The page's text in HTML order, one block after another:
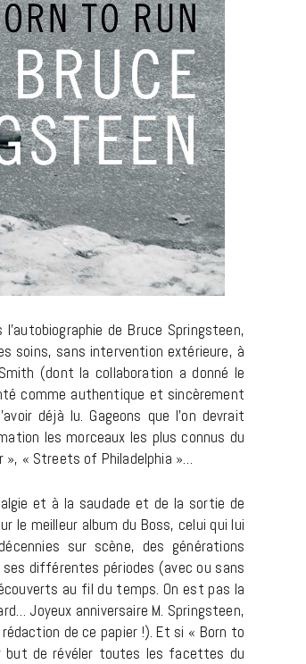
de Bruce Springsteen,
soins, sans intervention extérieure, à
(dont la collaboration a donné le
comme authentique et sincèrement
déjà lu. Gageons que l’on devrait
les morceaux les plus connus du
», « Streets of Philadelphia »…
et à la saudade et de la sortie de
le meilleur album du Boss, celui qui lui
sur scène, des générations
différentes périodes (avec ou sans
au fil du temps. On est pas la
Joyeux anniversaire M. Springsteen,
de ce papier !). Et si « Born to
but de révéler toutes les facettes du
MUSIQUE
Cage The Elephant, l’ivoire du rock
dévoile « Beaches In Tennessee »
18 JUILLET 2026